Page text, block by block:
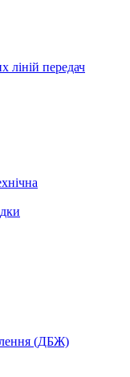
ліній передач
(ДБЖ)